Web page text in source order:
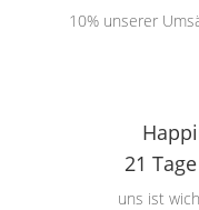
10% unserer
21
uns ist